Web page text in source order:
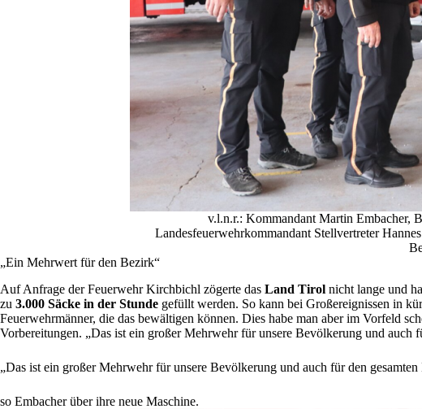
v.l.n.r.: Kommandant Martin Embacher,
Landesfeuerwehrkommandant Stellvertreter
„Ein Mehrwert für den Bezirk“
Auf Anfrage der Feuerwehr Kirchbichl zögerte das Land Tirol nicht lange und
zu 3.000 Säcke in der Stunde gefüllt werden. So kann bei Großereignissen in
Feuerwehrmänner, die das bewältigen können. Dies habe man aber im Vorfeld
Vorbereitungen. „Das ist ein großer Mehrwehr für unsere Bevölkerung und auch
„Das ist ein großer Mehrwehr für unsere Bevölkerung und auch für den gesamten
so Embacher über ihre neue Maschine.